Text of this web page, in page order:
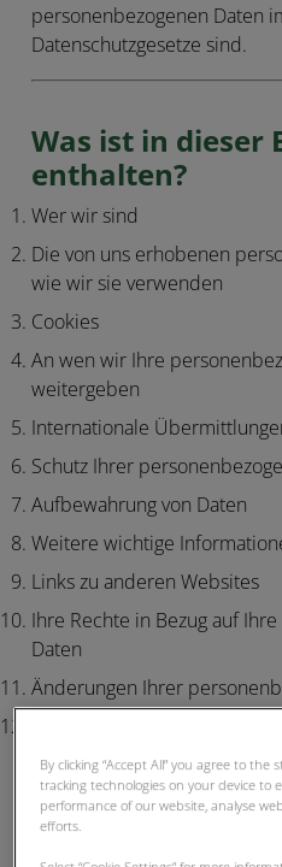
personenbezogenen Daten
Datenschutzgesetze sind.
Was ist in dieser
enthalten?
Wer wir sind
Die von uns erhobenen
wie wir sie verwenden
Cookies
An wen wir Ihre
weitergeben
Internationale
Schutz Ihrer
Aufbewahrung von Daten
Weitere wichtige
Links zu anderen Websites
Ihre Rechte in Bezug auf
Daten
Änderungen Ihrer
1. Wer wir sind
By clicking “Accept All” you agree to the
tracking technologies on your device to
performance of our website, analyse
efforts.